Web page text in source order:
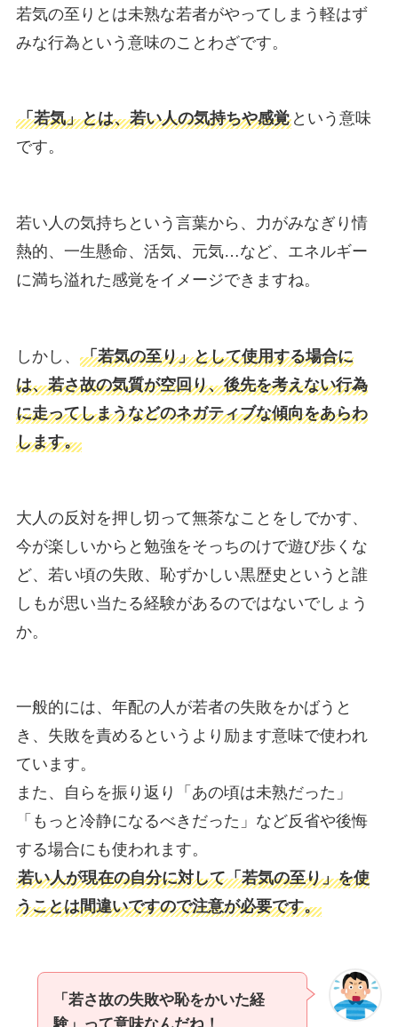
若気の至りとは未熟な若者がやってしまう軽はず
みな行為という意味のことわざです。
「若気」とは、若い人の気持ちや感覚という意味
です。
若い人の気持ちという言葉から、力がみなぎり情
熱的、一生懸命、活気、元気…など、エネルギー
に満ち溢れた感覚をイメージできますね。
しかし、 「若気の至り」として使用する場合に
は、若さ故の気質が空回り、後先を考えない行為
に走ってしまうなどのネガティブな傾向をあらわ
します。
大人の反対を押し切って無茶なことをしでかす、
今が楽しいからと勉強をそっちのけで遊び歩くな
ど、若い頃の失敗、恥ずかしい黒歴史というと誰
しもが思い当たる経験があるのではないでしょう
か。
一般的には、年配の人が若者の失敗をかばうと
き、失敗を責めるというより励ます意味で使われ
ています。
また、自らを振り返り「あの頃は未熟だった」
「もっと冷静になるべきだった」など反省や後悔
する場合にも使われます。
若い人が現在の自分に対して「若気の至り」を使
うことは間違いですので注意が必要です。
「若さ故の失敗や恥をかいた経